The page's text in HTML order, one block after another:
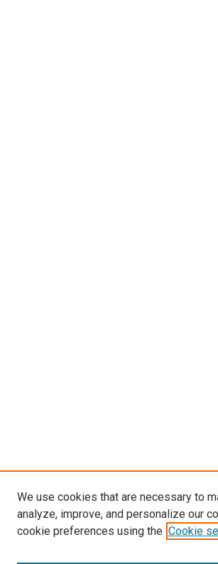
We use cookies that are necessary to
analyze, improve, and personalize our
cookie preferences using the Cookie